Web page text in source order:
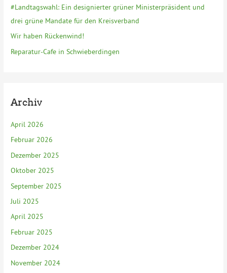
#Landtagswahl: Ein designierter grüner Ministerpräsident und
drei grüne Mandate für den Kreisverband
Wir haben Rückenwind!
Reparatur-Cafe in Schwieberdingen
Archiv
April 2026
Februar 2026
Dezember 2025
Oktober 2025
September 2025
Juli 2025
April 2025
Februar 2025
Dezember 2024
November 2024